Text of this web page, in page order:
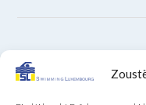
ARCHIVEN